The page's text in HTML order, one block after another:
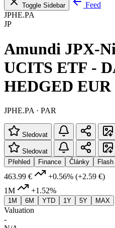
Toggle Sidebar
Feed
JPHE.PA
JP
Amundi JPX-
UCITS ETF -
HEDGED EUR
JPHE.PA · PAR
Sledovat
Sledovat
Přehled
Finance Články
463.99 € +0.56% (+2.59 €)
1M
+1.52%
1M 6M YTD 1Y 5Y MAX
Valuation
-